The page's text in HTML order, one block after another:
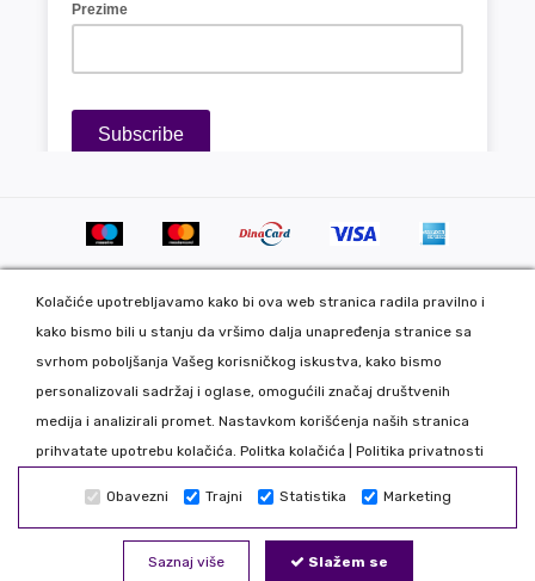
Kolačiće upotrebljavamo kako bi ova web stranica radila pravilno i
kako bismo bili u stanju da vršimo dalja unapređenja stranice sa
svrhom poboljšanja Vašeg korisničkog iskustva, kako bismo
personalizovali sadržaj i oglase, omogućili značaj društvenih
medija i analizirali promet. Nastavkom korišćenja naših stranica
prihvatate upotrebu kolačića. Politka kolačića Politika privatnosti
Obavezni Trajni Statistika Marketing
Saznaj više Slažem se
Copyright 2020 DekorDom Group DOO. All Rights Reserved. Web
development: CMS by Global Webmasters -
Izrada internet prodavniceiSEObywww.wbsdigital.com
isključivo u našoj kompaniji tako da možete biti bezbedni da Vaše